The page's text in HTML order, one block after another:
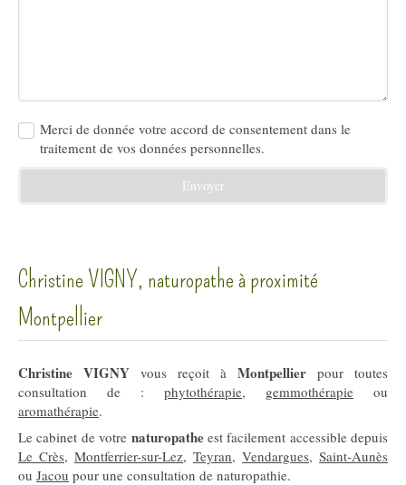
Merci de donnée votre accord de consentement dans le
traitement de vos données personnelles.
Envoyer
Christine VIGNY, naturopathe à proximité
Montpellier
Christine VIGNY vous reçoit à Montpellier pour toutes
consultation de : phytothérapie, gemmothérapie ou
aromathérapie.
Le cabinet de votre naturopatheest facilement accessible depuis
Le Crès, Montferrier-sur-Lez, Teyran, Vendargues, Saint-Aunès
ou Jacou pour une consultation de naturopathie.